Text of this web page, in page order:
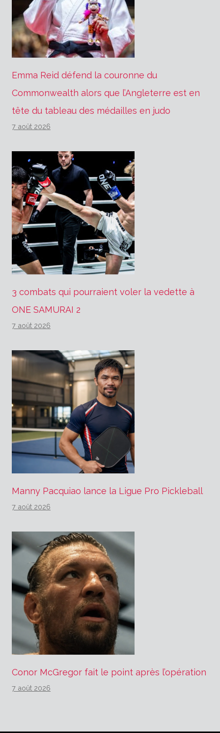
Emma Reid défend la couronne du
Commonwealth alors que l’Angleterre est en
tête du tableau des médailles en judo
7 août 2026
3 combats qui pourraient voler la vedette à
ONE SAMURAI 2
7 août 2026
Manny Pacquiao lance la Ligue Pro Pickleball
7 août 2026
Conor McGregor fait le point après l’opération
7 août 2026